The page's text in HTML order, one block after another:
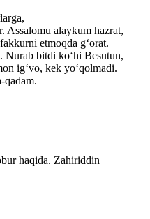
Assalomu alaykum hazrat,
etmoqda g‘orat.
Nurab bitdi ko‘hi Besutun,
ig‘vo, kek yo‘qolmadi.
qadam.
haqida. Zahiriddin